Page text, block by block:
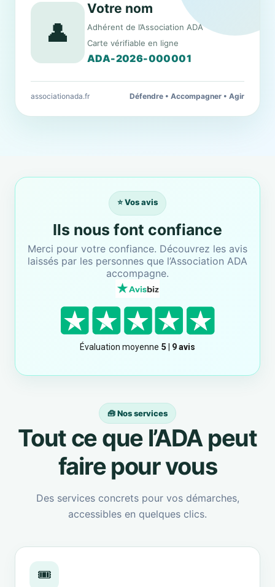
👤
Votre nom
Adhérent de l’Association ADA
Carte vérifiable en ligne
ADA-2026-000001
associationada.fr Défendre • Accompagner • Agir
⭐ Vos avis
Ils nous font confiance
Merci pour votre confiance. Découvrez les avis
laissés par les personnes que l’Association ADA
accompagne.
🧰 Nos services
Tout ce que l’ADA peut
faire pour vous
Des services concrets pour vos démarches,
accessibles en quelques clics.
🎟️